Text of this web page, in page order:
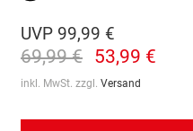
UVP 99,99 €
69,99 € 53,99 €
inkl. MwSt. zzgl. Versand